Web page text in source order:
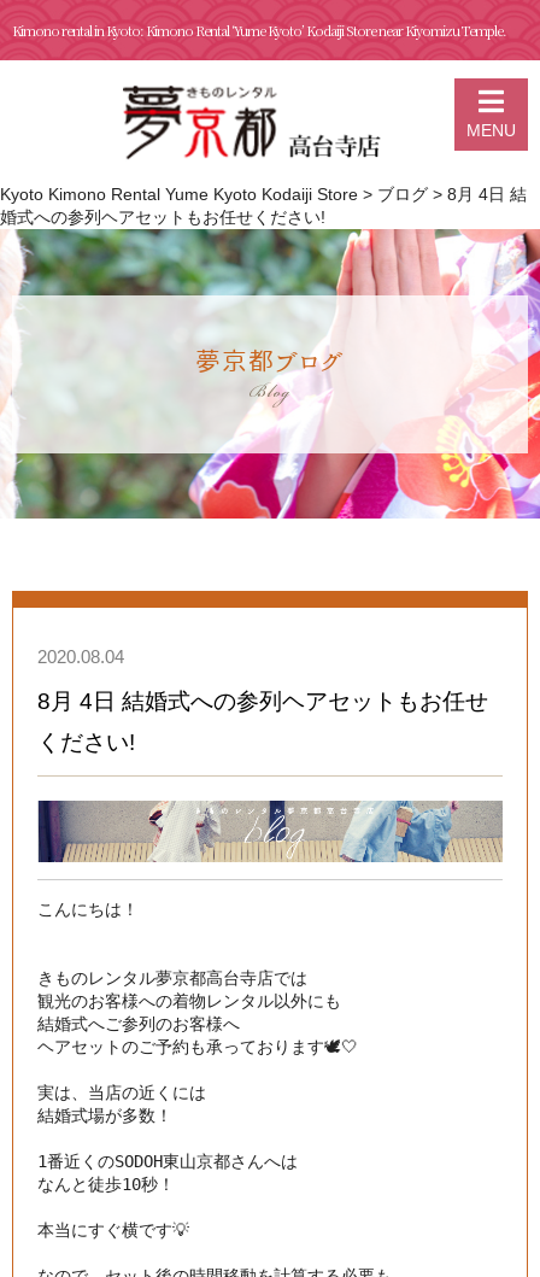
Kimono rental in Kyoto: Kimono Rental ‘Yume Kyoto’ Kodaiji Store near Kiyomizu Temple.
MENU
Kyoto Kimono Rental Yume Kyoto Kodaiji Store > ブログ > 8月 4日 結
婚式への参列ヘアセットもお任せください!
夢京都ブログ
Blog
2020.08.04
8月 4日 結婚式への参列ヘアセットもお任せ
ください!
こんにちは！
きものレンタル夢京都高台寺店では
観光のお客様への着物レンタル以外にも
結婚式へご参列のお客様へ
ヘアセットのご予約も承っております🕊🤍
実は、当店の近くには
結婚式場が多数！
1番近くのSODOH東山京都さんへは
なんと徒歩10秒！
本当にすぐ横です💡